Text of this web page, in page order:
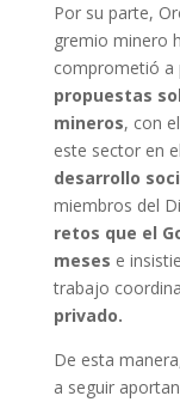
Por su parte,
gremio minero
comprometió a
propuestas
mineros, con
este sector en el
desarrollo
miembros del
retos que el
meses e
trabajo
privado.
De esta
a seguir